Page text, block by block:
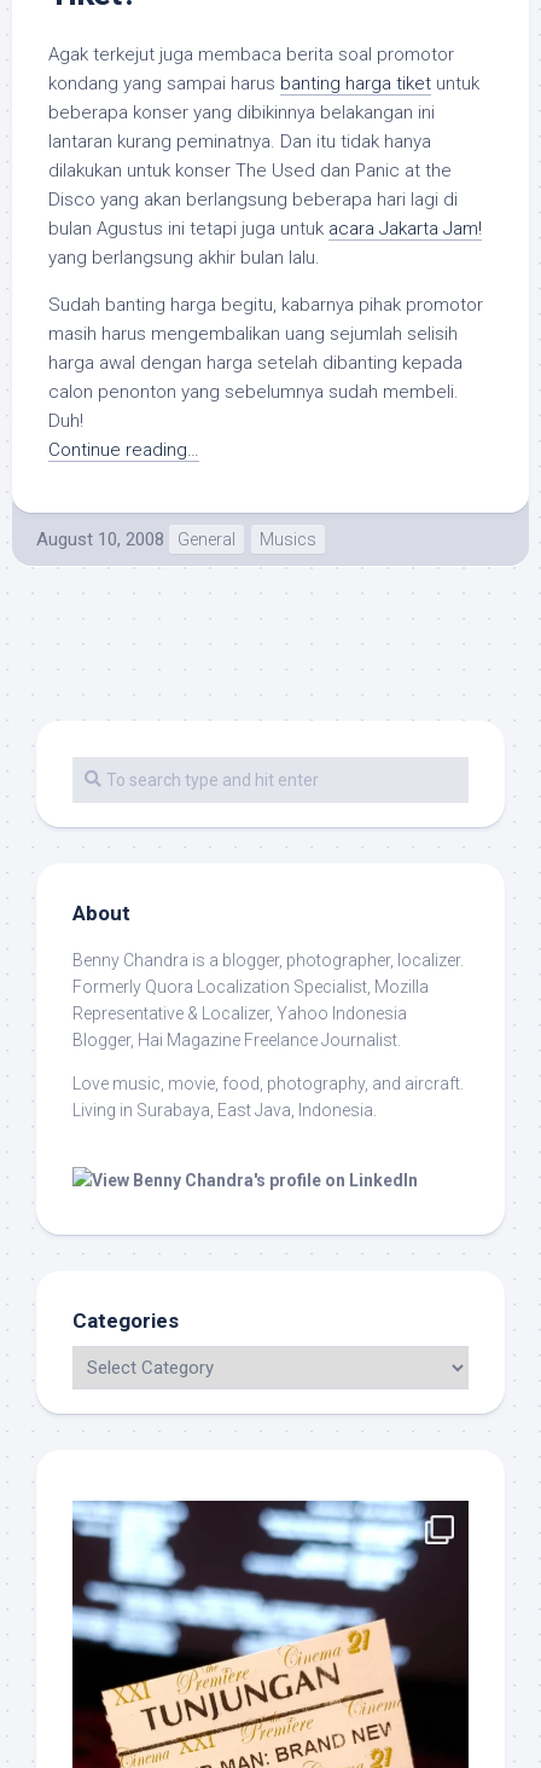
Agak terkejut juga membaca berita soal promotor
kondang yang sampai harus banting harga tiket untuk
beberapa konser yang dibikinnya belakangan ini
lantaran kurang peminatnya. Dan itu tidak hanya
dilakukan untuk konser The Used dan Panic at the
Disco yang akan berlangsung beberapa hari lagi di
bulan Agustus ini tetapi juga untuk acara Jakarta Jam!
yang berlangsung akhir bulan lalu.
Sudah banting harga begitu, kabarnya pihak promotor
masih harus mengembalikan uang sejumlah selisih
harga awal dengan harga setelah dibanting kepada
calon penonton yang sebelumnya sudah membeli.
Duh!
Continue reading…
August 10, 2008 General Musics
About
Benny Chandra is a blogger, photographer, localizer.
Formerly Quora Localization Specialist, Mozilla
Representative & Localizer, Yahoo Indonesia
Blogger, Hai Magazine Freelance Journalist.
Love music, movie, food, photography, and aircraft.
Living in Surabaya, East Java, Indonesia.
Categories